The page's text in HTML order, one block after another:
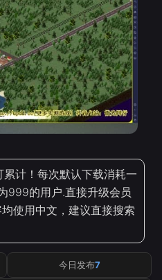
计！每次默认下载消耗一
999的用户.直接升级会员
使用中文，建议直接搜索
今日发布7